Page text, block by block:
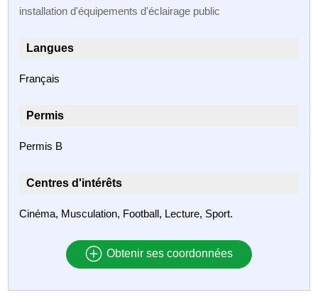
installation d'équipements d'éclairage public
Langues
Français
Permis
Permis B
Centres d'intérêts
Cinéma, Musculation, Football, Lecture, Sport.
Obtenir ses coordonnées